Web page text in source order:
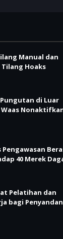
Manual dan
Tilang Hoaks
di Luar
Pengawasan
40 Merek
Pelatihan dan
bagi